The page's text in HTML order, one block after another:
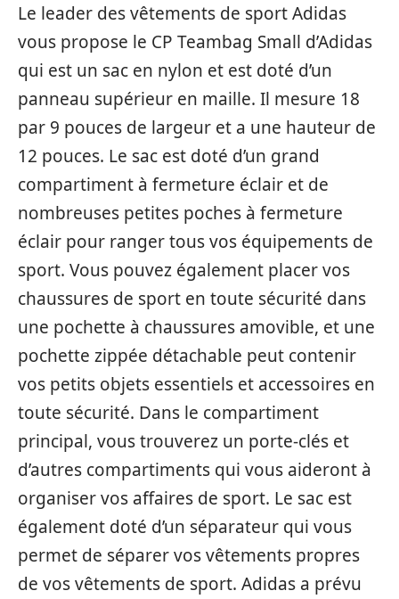
Le leader des vêtements de sport Adidas
vous propose le CP Teambag Small d’Adidas
qui est un sac en nylon et est doté d’un
panneau supérieur en maille. Il mesure 18
par 9 pouces de largeur et a une hauteur de
12 pouces. Le sac est doté d’un grand
compartiment à fermeture éclair et de
nombreuses petites poches à fermeture
éclair pour ranger tous vos équipements de
sport. Vous pouvez également placer vos
chaussures de sport en toute sécurité dans
une pochette à chaussures amovible, et une
pochette zippée détachable peut contenir
vos petits objets essentiels et accessoires en
toute sécurité. Dans le compartiment
principal, vous trouverez un porte-clés et
d’autres compartiments qui vous aideront à
organiser vos affaires de sport. Le sac est
également doté d’un séparateur qui vous
permet de séparer vos vêtements propres
de vos vêtements de sport. Adidas a prévu